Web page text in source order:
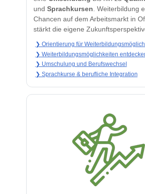
und Sprachkursen. Weiterbildung
Chancen auf dem Arbeitsmarkt in
stärkt die eigene
❯ Orientierung für
❯ Weiterbildungsmöglichkeiten
❯ Umschulung und Berufswechsel
❯ Sprachkurse & berufliche Integration